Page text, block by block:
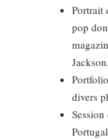
Portrait
pop
divers